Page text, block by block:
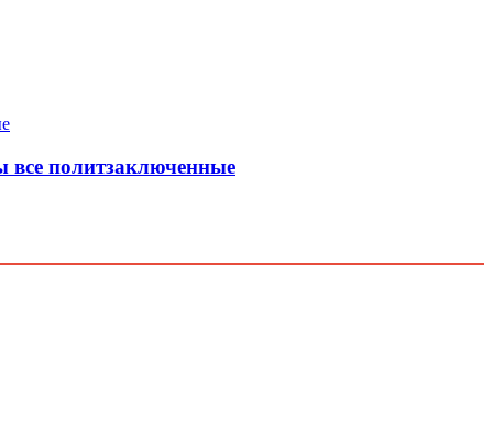
все политзаключенные